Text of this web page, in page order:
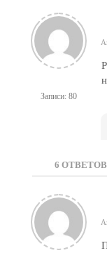
Записи: 80
6 ОТВЕТОВ